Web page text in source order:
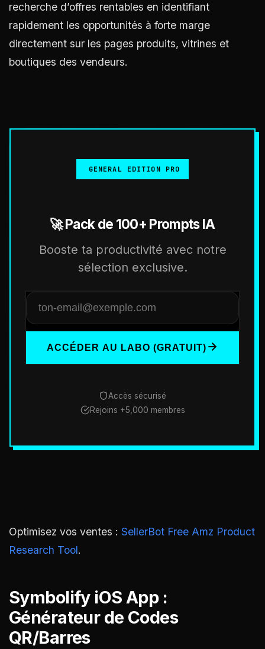
recherche d’offres rentables en identifiant
rapidement les opportunités à forte marge
directement sur les pages produits, vitrines et
boutiques des vendeurs.
GENERAL EDITION PRO
🚀 Pack de 100+ Prompts IA
Booste ta productivité avec notre
sélection exclusive.
ACCÉDER AU LABO (GRATUIT)
Accès sécurisé
Rejoins +5,000 membres
Optimisez vos ventes : SellerBot Free Amz Product
Research Tool.
Symbolify iOS App :
Générateur de Codes
QR/Barres